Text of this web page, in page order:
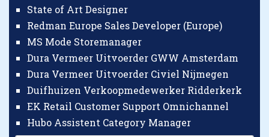
State of Art Designer
Redman Europe Sales Developer (Europe)
MS Mode Storemanager
Dura Vermeer Uitvoerder GWW Amsterdam
Dura Vermeer Uitvoerder Civiel Nijmegen
Duifhuizen Verkoopmedewerker Ridderkerk
EK Retail Customer Support Omnichannel
Hubo Assistent Category Manager